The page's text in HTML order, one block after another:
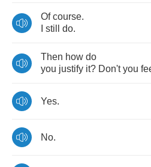
Of course.
still do.
Then how do
you justify it? Don't you
Yes.
No.